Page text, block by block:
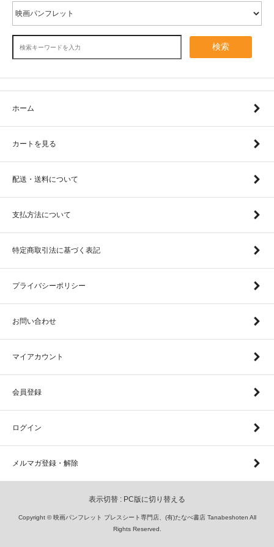
検索
ホーム
カートを見る
配送・送料について
支払方法について
特定商取引法に基づく表記
プライバシーポリシー
お問い合わせ
マイアカウント
会員登録
ログイン
メルマガ登録・解除
表示切替 : PC版に切り替える
Copyright © 映画パンフレット プレスシート専門店、(有)たなべ書店 Tanabeshoten All
Rights Reserved.